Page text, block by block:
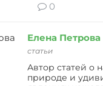
0
Елена Петрова
статьи
Автор статей о
природе и